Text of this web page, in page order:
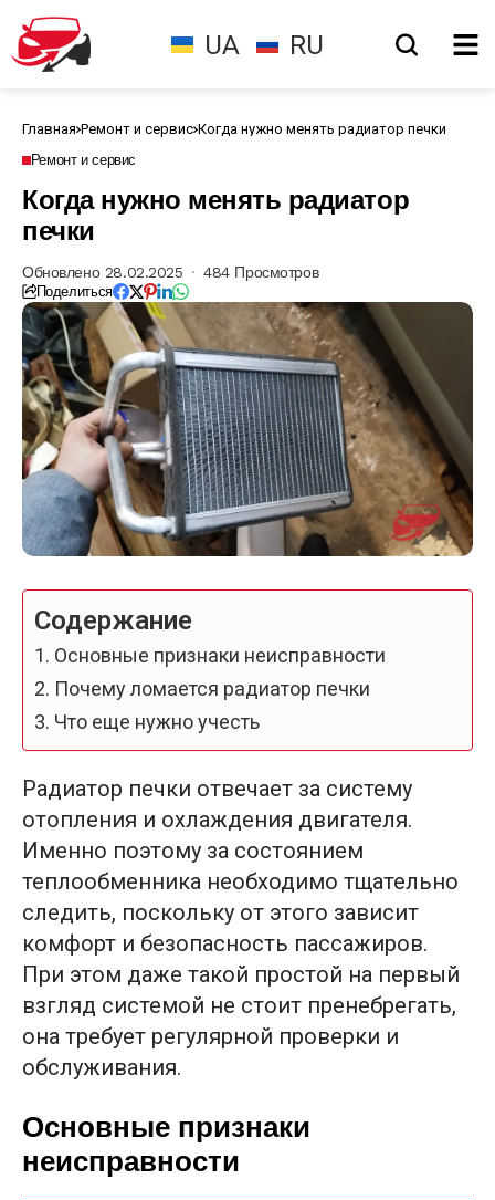
UA RU
Главная Ремонт и сервис Когда нужно менять радиатор печки
Ремонт и сервис
Когда нужно менять радиатор
печки
Обновлено 28.02.2025 484 Просмотров
Поделиться
Содержание
Основные признаки неисправности
Почему ломается радиатор печки
Что еще нужно учесть
Радиатор печки отвечает за систему
отопления и охлаждения двигателя.
Именно поэтому за состоянием
теплообменника необходимо тщательно
следить, поскольку от этого зависит
комфорт и безопасность пассажиров.
При этом даже такой простой на первый
взгляд системой не стоит пренебрегать,
она требует регулярной проверки и
обслуживания.
Основные признаки
неисправности